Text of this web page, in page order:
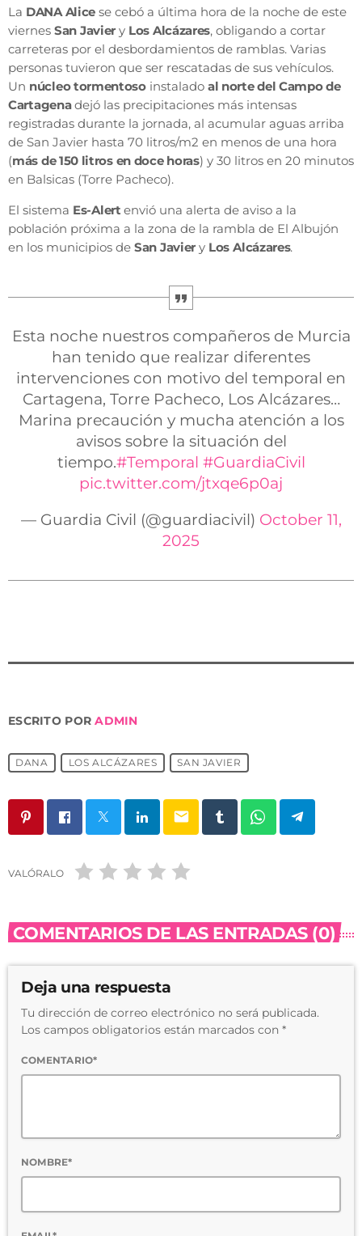
La DANA Alice se cebó a última hora de la noche de este
viernes San Javier y Los Alcázares, obligando a cortar
carreteras por el desbordamientos de ramblas. Varias
personas tuvieron que ser rescatadas de sus vehículos.
Un núcleo tormentosoinstalado al norte del Campo de
Cartagenadejó las precipitaciones más intensas
registradas durante la jornada, al acumular aguas arriba
de San Javier hasta 70 litros/m2 en menos de una hora
(más de 150 litros en doce horas) y 30 litros en 20 minutos
en Balsicas (Torre Pacheco).
El sistema Es-Alertenvió una alerta de aviso a la
población próxima a la zona de la rambla de El Albujón
en los municipios de San Javier y Los Alcázares.
Esta noche nuestros compañeros de Murcia
han tenido que realizar diferentes
intervenciones con motivo del temporal en
Cartagena, Torre Pacheco, Los Alcázares…
Marina precaución y mucha atención a los
avisos sobre la situación del
tiempo.#Temporal #GuardiaCivil
pic.twitter.com/jtxqe6p0aj
— Guardia Civil (@guardiacivil) October 11,
2025
ESCRITO PORADMIN
DANA LOS ALCÁZARES SAN JAVIER
email
VALÓRALO
COMENTARIOS DE LAS ENTRADAS (0)
Deja una respuesta
Tu dirección de correo electrónico no será publicada.
Los campos obligatorios están marcados con *
COMENTARIO*
NOMBRE*